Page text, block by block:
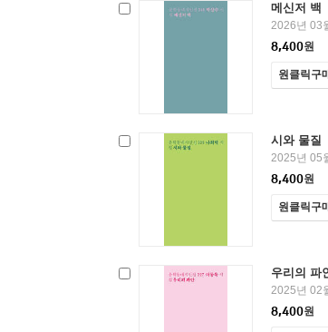
메신저 백
2026년 03
8,400원
원클릭구
시와 물질
2025년 05
8,400원
원클릭구
우리의 파
2025년 02
8,400원